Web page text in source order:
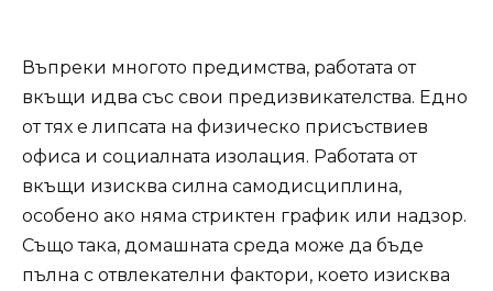
Въпреки многото предимства, работата от
вкъщи идва със свои предизвикателства. Едно
от тях е липсата на физическо присъствиев
офиса и социалната изолация. Работата от
вкъщи изисква силна самодисциплина,
особено ако няма стриктен график или надзор.
Също така, домашната среда може да бъде
пълна с отвлекателни фактори, което изисква